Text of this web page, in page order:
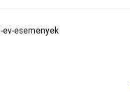
ev-esemenyek